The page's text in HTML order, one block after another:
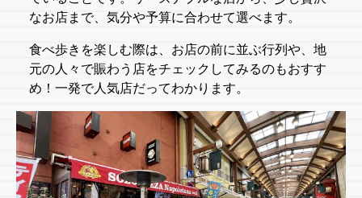
なお店まで、気分や予算に合わせて選べます。
食べ歩きを楽しむ際は、お店の前に並ぶ行列や、地
元の人々で賑わう店をチェックしてみるのもおすす
め！一発で人気店だってわかります。